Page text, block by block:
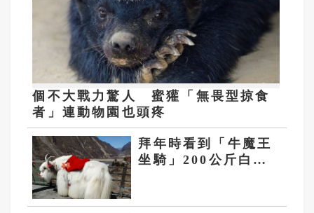
個不大戰力驚人 蜜獾「無畏型掠食
者」連動物園也頭疼
拜年時看到「牛魔王
坐騎」200公斤白氂